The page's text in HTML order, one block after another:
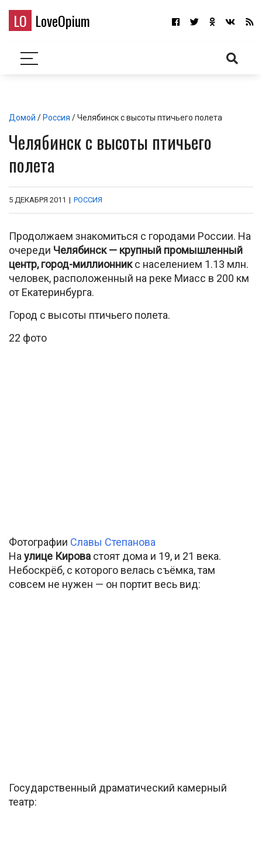
LO LoveOpium
Домой / Россия / Челябинск с высоты птичьего полета
Челябинск с высоты птичьего
полета
5 ДЕКАБРЯ 2011 | РОССИЯ
Продолжаем знакомиться с городами России. На
очереди Челябинск — крупный промышленный
центр, город-миллионникс населением 1.13 млн.
человек, расположенный на реке Миасс в 200 км
от Екатеринбурга.
Город с высоты птичьего полета.
22 фото
Фотографии Славы Степанова
На улице Кирова стоят дома и 19, и 21 века.
Небоскрёб, с которого велась съёмка, там
совсем не нужен — он портит весь вид:
Государственный драматический камерный
театр: